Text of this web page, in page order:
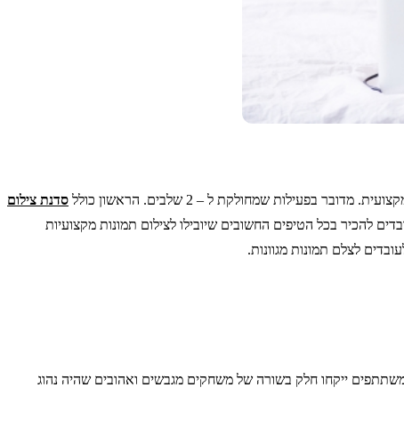
שמחולקת ל – 2 שלבים. הראשון כולל
סדנת צילום
להכיר בכל הטיפים החשובים שיובילו לצילום תמונות מקצועיות
לצלם תמונות מגוונות.
מדובר בערב שבו המשתתפים ייקחו חלק בשורה של משחקים מגבשים ואהובים שהיה נהוג